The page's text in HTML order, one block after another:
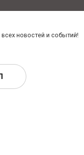
новостей и событий!